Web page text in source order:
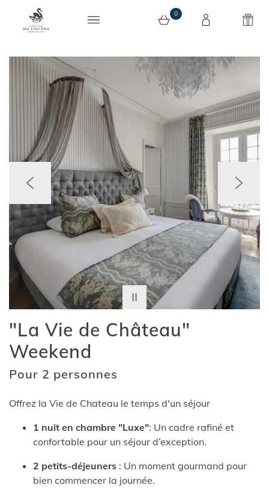
0
0 article au panier
"La Vie de Château"
Weekend
Pour 2 personnes
Offrez la Vie de Chateau le temps d'un séjour
1 nuit en chambre "Luxe": Un cadre rafiné et
confortable pour un séjour d’exception.
2 petits-déjeuners : Un moment gourmand pour
bien commencer la journée.